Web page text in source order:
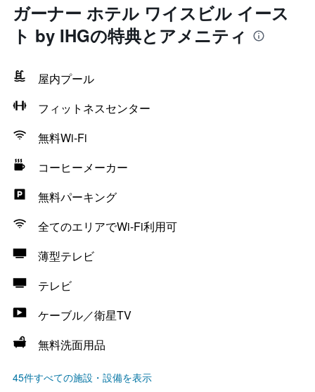
ガーナー ホテル ワイスビル イース
ト by IHGの特典とアメニティ
屋内プール
フィットネスセンター
無料Wi-Fi
コーヒーメーカー
無料パーキング
全てのエリアでWi-Fi利用可
薄型テレビ
テレビ
ケーブル／衛星TV
無料洗面用品
45件すべての施設・設備を表示